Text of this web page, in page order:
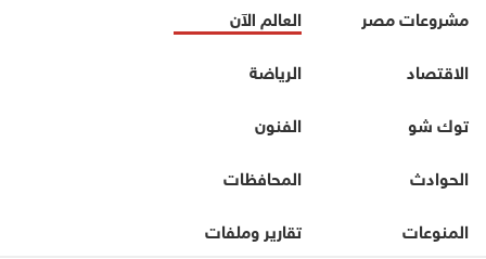
مشروعات مصر
العالم الآن
الاقتصاد
الرياضة
توك شو
الفنون
الحوادث
المحافظات
المنوعات
تقارير وملفات